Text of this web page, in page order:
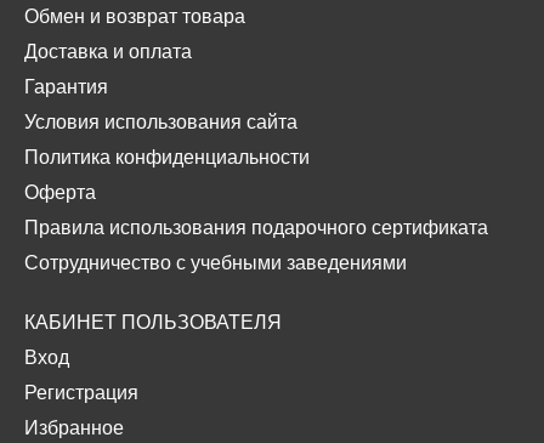
Обмен и возврат товара
Доставка и оплата
Гарантия
Условия использования сайта
Политика конфиденциальности
Оферта
Правила использования подарочного сертификата
Сотрудничество с учебными заведениями
КАБИНЕТ ПОЛЬЗОВАТЕЛЯ
Вход
Регистрация
Избранное